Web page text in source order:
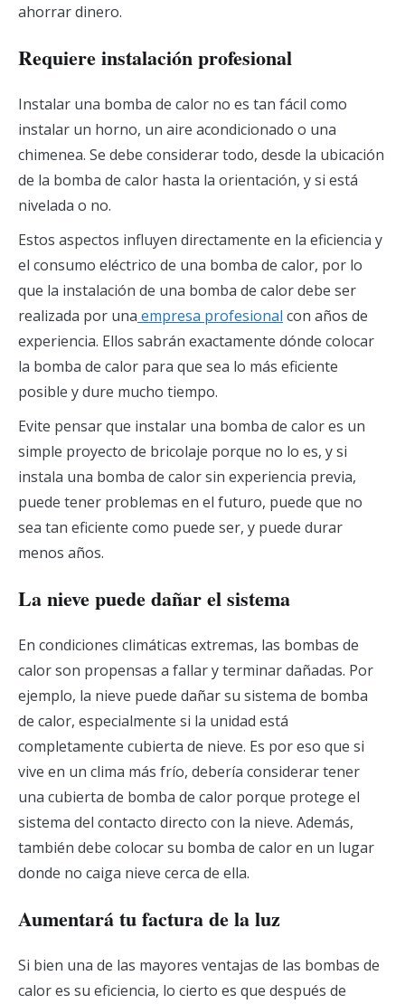
ahorrar dinero.
Requiere instalación profesional
Instalar una bomba de calor no es tan fácil como
instalar un horno, un aire acondicionado o una
chimenea. Se debe considerar todo, desde la ubicación
de la bomba de calor hasta la orientación, y si está
nivelada o no.
Estos aspectos influyen directamente en la eficiencia y
el consumo eléctrico de una bomba de calor, por lo
que la instalación de una bomba de calor debe ser
realizada por una empresa profesional con años de
experiencia. Ellos sabrán exactamente dónde colocar
la bomba de calor para que sea lo más eficiente
posible y dure mucho tiempo.
Evite pensar que instalar una bomba de calor es un
simple proyecto de bricolaje porque no lo es, y si
instala una bomba de calor sin experiencia previa,
puede tener problemas en el futuro, puede que no
sea tan eficiente como puede ser, y puede durar
menos años.
La nieve puede dañar el sistema
En condiciones climáticas extremas, las bombas de
calor son propensas a fallar y terminar dañadas. Por
ejemplo, la nieve puede dañar su sistema de bomba
de calor, especialmente si la unidad está
completamente cubierta de nieve. Es por eso que si
vive en un clima más frío, debería considerar tener
una cubierta de bomba de calor porque protege el
sistema del contacto directo con la nieve. Además,
también debe colocar su bomba de calor en un lugar
donde no caiga nieve cerca de ella.
Aumentará tu factura de la luz
Si bien una de las mayores ventajas de las bombas de
calor es su eficiencia, lo cierto es que después de